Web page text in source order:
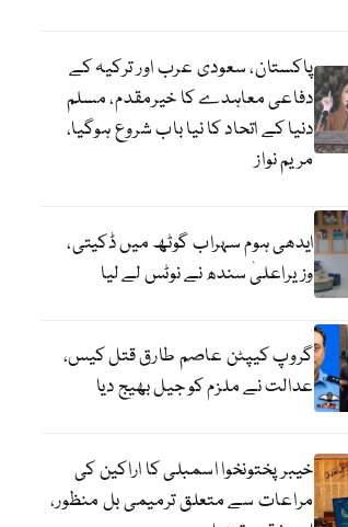
پاکستان، سعودی عرب اور ترکیہ کے
دفاعی معاہدے کا خیرمقدم، مسلم
دنیا کے اتحاد کا نیا باب شروع ہوگیا،
مریم نواز
ایدھی ہوم سہراب گوٹھ میں ڈکیتی،
وزیراعلیٰ سندھ نے نوٹس لے لیا
گروپ کیپٹن عاصم طارق قتل کیس،
عدالت نے ملزم کو جیل بھیج دیا
خیبرپختونخوا اسمبلی کا اراکین کی
مراعات سے متعلق ترمیمی بل منظور،